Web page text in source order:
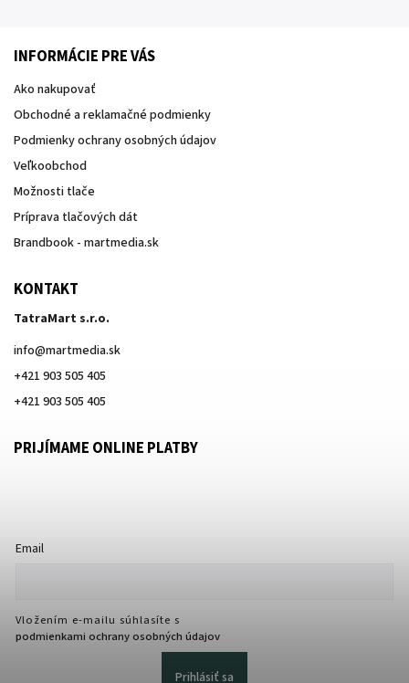
INFORMÁCIE PRE VÁS
Ako nakupovať
Obchodné a reklamačné podmienky
Podmienky ochrany osobných údajov
Veľkoobchod
Možnosti tlače
Príprava tlačových dát
Brandbook - martmedia.sk
KONTAKT
TatraMart s.r.o.
info@martmedia.sk
+421 903 505 405
+421 903 505 405
PRIJÍMAME ONLINE PLATBY
Email
Vložením e-mailu súhlasíte s
podmienkami ochrany osobných údajov
Prihlásiť sa